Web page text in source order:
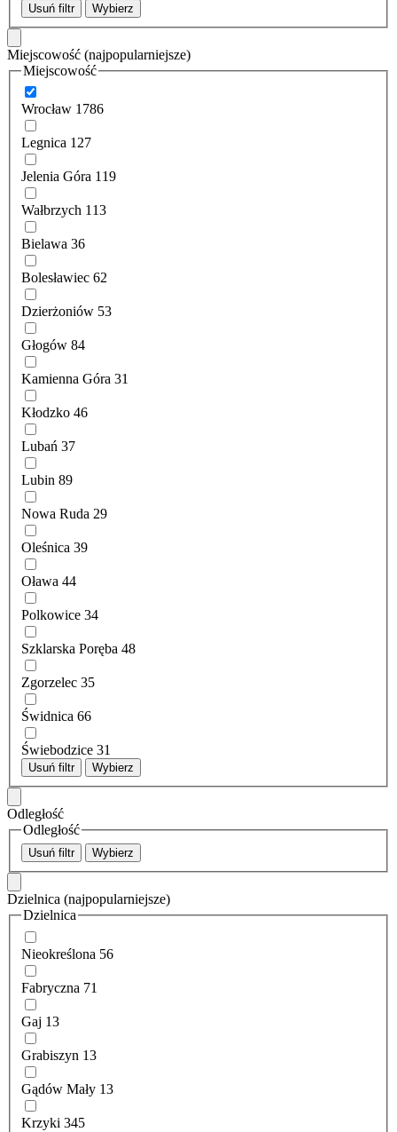
Usuń filtr Wybierz
Miejscowość (najpopularniejsze)
Miejscowość
Wrocław 1786
Legnica 127
Jelenia Góra 119
Wałbrzych 113
Bielawa 36
Bolesławiec 62
Dzierżoniów 53
Głogów 84
Kamienna Góra 31
Kłodzko 46
Lubań 37
Lubin 89
Nowa Ruda 29
Oleśnica 39
Oława 44
Polkowice 34
Szklarska Poręba 48
Zgorzelec 35
Świdnica 66
Świebodzice 31
Usuń filtr Wybierz
Odległość
Odległość
Usuń filtr Wybierz
Dzielnica (najpopularniejsze)
Dzielnica
Nieokreślona 56
Fabryczna 71
Gaj 13
Grabiszyn 13
Gądów Mały 13
Krzyki 345